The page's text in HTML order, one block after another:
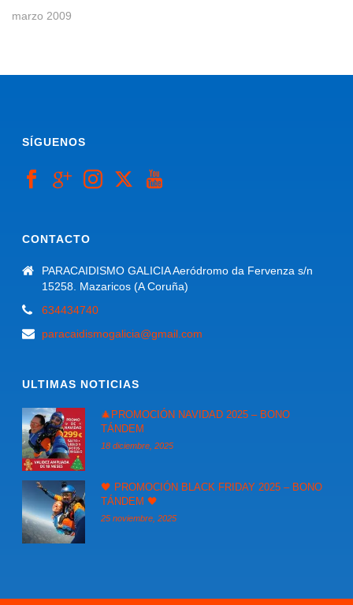
marzo 2009
SÍGUENOS
CONTACTO
PARACAIDISMO GALICIA Aeródromo da Fervenza s/n
15258. Mazaricos (A Coruña)
634434740
paracaidismogalicia@gmail.com
ULTIMAS NOTICIAS
🎄PROMOCIÓN NAVIDAD 2025 – BONO
TÁNDEM
18 diciembre, 2025
🖤 PROMOCIÓN BLACK FRIDAY 2025 – BONO
TÁNDEM 🖤
25 noviembre, 2025